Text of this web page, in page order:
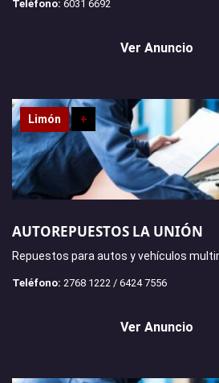
Teléfono: 6031 6692
Ver Anuncio
Limón +
AUTOREPUESTOS LA UNIÓN
Repuestos para autos y vehículos
Teléfono: 2768 1222 / 6424 7556
Ver Anuncio